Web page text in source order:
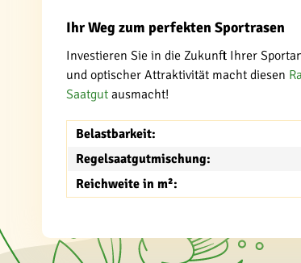
Ihr Weg zum perfekten Sportrasen
Investieren Sie in die Zukunft Ihrer
und optischer Attraktivität macht diesen
Saatgut ausmacht!
Belastbarkeit:
Regelsaatgutmischung:
Reichweite in m²: